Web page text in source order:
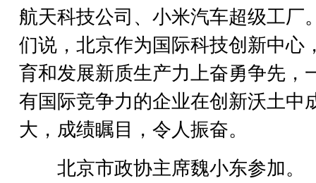
航天科技公司、小米汽车超级工厂
们说，北京作为国际科技创新中心
育和发展新质生产力上奋勇争先，
有国际竞争力的企业在创新沃土中
大，成绩瞩目，令人振奋。
北京市政协主席魏小东参加。